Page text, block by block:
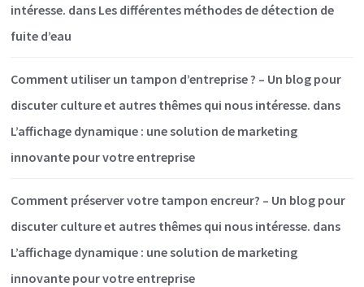
intéresse. dans Les différentes méthodes de détection de
fuite d’eau
Comment utiliser un tampon d’entreprise ? – Un blog pour
discuter culture et autres thêmes qui nous intéresse. dans
L’affichage dynamique : une solution de marketing
innovante pour votre entreprise
Comment préserver votre tampon encreur? – Un blog pour
discuter culture et autres thêmes qui nous intéresse. dans
L’affichage dynamique : une solution de marketing
innovante pour votre entreprise